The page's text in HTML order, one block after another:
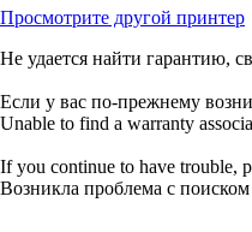
Просмотрите другой принтер
Не удается найти гарантию,
Если у вас по-прежнему
Unable to find a warranty
If you continue to have trouble,
Возникла проблема с